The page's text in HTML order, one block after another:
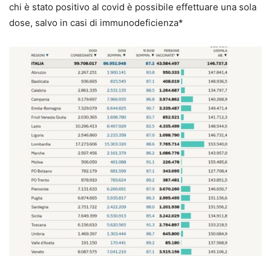
chi è stato positivo al covid è possibile effettuare una sola
dose, salvo in casi di immunodeficienza*